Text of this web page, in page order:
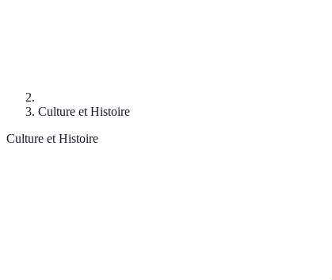
Culture et Histoire
Culture et Histoire